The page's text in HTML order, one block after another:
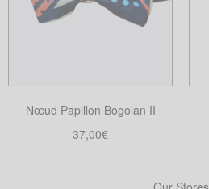
Nœud Papillon Bogolan II
37,00€